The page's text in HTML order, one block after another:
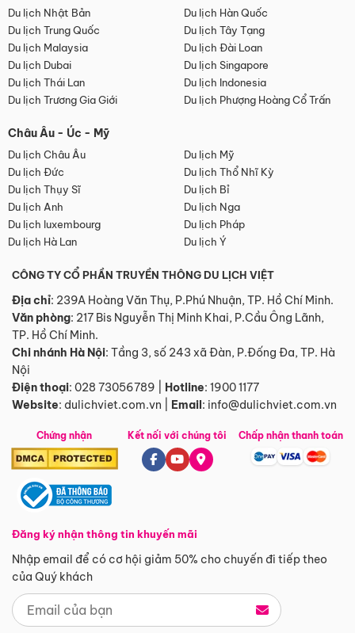
Du lịch Nhật Bản
Du lịch Hàn Quốc
Du lịch Trung Quốc
Du lịch Tây Tạng
Du lịch Malaysia
Du lịch Đài Loan
Du lịch Dubai
Du lịch Singapore
Du lịch Thái Lan
Du lịch Indonesia
Du lịch Trương Gia Giới
Du lịch Phượng Hoàng Cổ Trấn
Châu Âu - Úc - Mỹ
Du lịch Châu Âu
Du lịch Mỹ
Du lịch Đức
Du lịch Thổ Nhĩ Kỳ
Du lịch Thụy Sĩ
Du lịch Bỉ
Du lịch Anh
Du lịch Nga
Du lịch luxembourg
Du lịch Pháp
Du lịch Hà Lan
Du lịch Ý
CÔNG TY CỔ PHẦN TRUYỀN THÔNG DU LỊCH VIỆT
Địa chỉ: 239A Hoàng Văn Thụ, P.Phú Nhuận, TP. Hồ Chí Minh.
Văn phòng: 217 Bis Nguyễn Thị Minh Khai, P.Cầu Ông Lãnh,
TP. Hồ Chí Minh.
Chi nhánh Hà Nội: Tầng 3, số 243 xã Đàn, P.Đống Đa, TP. Hà
Nội
Điện thoại: 028 73056789 Hotline: 1900 1177
Website: dulichviet.com.vn Email: info@dulichviet.com.vn
Chứng nhận
Đăng ký nhận thông tin khuyến mãi
Nhập email để có cơ hội giảm 50% cho chuyến đi tiếp theo
của Quý khách
Kết nối với chúng tôi Chấp nhận thanh toán